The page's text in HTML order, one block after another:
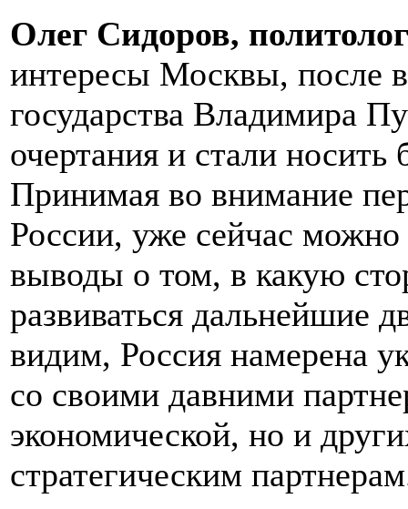
Олег Сидоров,
интересы Москвы, после
государства Владимира
очертания и стали носить
Принимая во внимание
России, уже сейчас можно
выводы о том, в какую
развиваться дальнейшие
видим, Россия намерена
со своими давними
экономической, но и
стратегическим